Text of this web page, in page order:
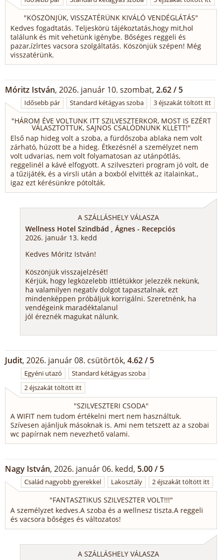
"KÖSZÖNJÜK, VISSZATÉRÜNK KIVÁLÓ VENDÉGLÁTÁS"
Kedves fogadtatás. Teljeskörü tájékoztatás,hogy mit,hol
találunk és mit vehetünk igénybe. Bőséges reggeli és
pazar,ízlrtes vacsora szolgáltatás. Köszönjük szépen! Még
visszatérünk.
Móritz István, 2026. január 10. szombat, 2.62 / 5
Idősebb pár Standard kétágyas szoba 3 éjszakát töltött itt
"HÁROM ÉVE VOLTUNK ITT SZILVESZTERKOR, MOST IS EZÉRT
VÁLASZTOTTUK, SAJNOS CSALÓDNUNK KLLETT!"
Első nap hideg volt a szoba, a fürdőszoba ablaka nem volt
zárható, húzott be a hideg. Étkezésnél a személyzet nem
volt udvarias, nem volt folyamatosan az utánpótlás,
reggelinél a kávé elfogyott. A szilveszteri program jó volt, de
a tűzijáték, és a virsli után a boxból elvitték az italainkat.,
igaz ezt kérésünkre pótolták.
A SZÁLLÁSHELY VÁLASZA
Wellness Hotel Szindbád , Ágnes - Recepciós
2026. január 13. kedd
Kedves Móritz István!
Köszönjük visszajelzését!
Kérjük, hogy legközelebb ittlétükkor jelezzék nekünk,
ha valamilyen negatív dolgot tapasztalnak, ezt
mindenképpen próbáljuk korrigálni. Szeretnénk, ha
vendégeink maradéktalanul
jól éreznék magukat nálunk.
Judit, 2026. január 08. csütörtök, 4.62 / 5
Egyéni utazó
Standard kétágyas szoba
2 éjszakát töltött itt
"SZILVESZTERI CSODA"
A WIFIT nem tudom értékelni mert nem használtuk.
Szívesen ajánljuk másoknak is. Ami nem tetszett az a szobai
wc papírnak nem nevezhető valami.
Nagy István, 2026. január 06. kedd, 5.00 / 5
Család nagyobb gyerekkel Lakosztály 2 éjszakát töltött itt
"FANTASZTIKUS SZILVESZTER VOLT!!!"
A személyzet kedves.A szoba és a wellnesz tiszta.A reggeli
és vacsora bőséges és változatos!
A SZÁLLÁSHELY VÁLASZA